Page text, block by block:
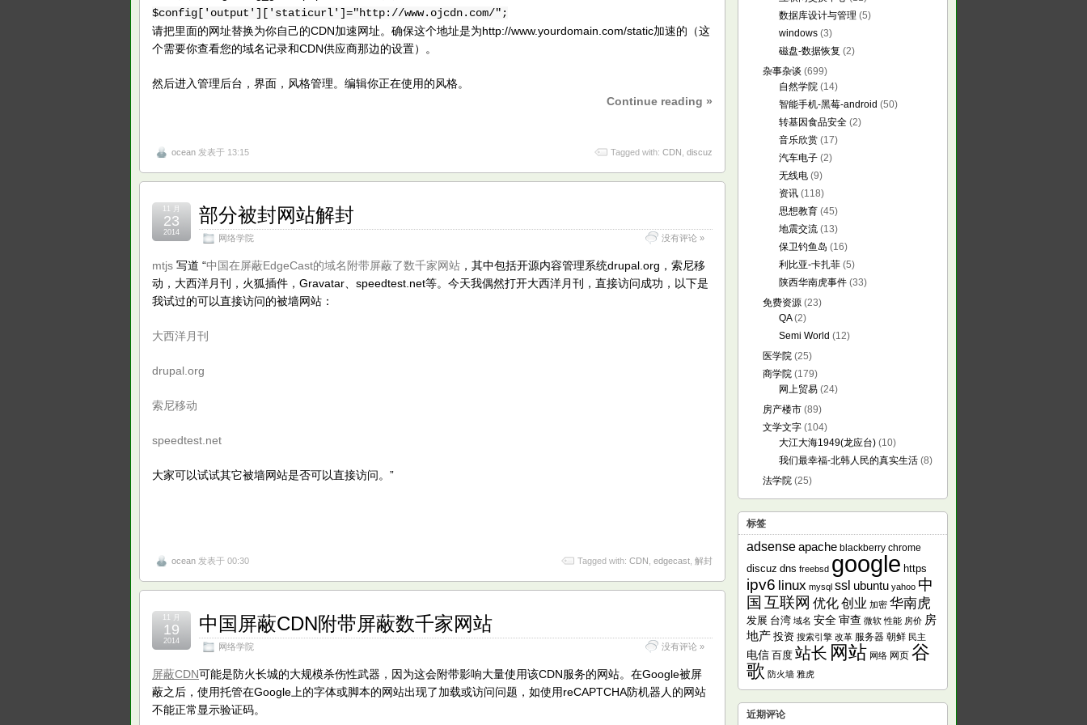
$config['output']['staticurl']="http://www.ojcdn.com/";
请把里面的网址替换为你自己的CDN加速网址。确保这个地址是为http://www.yourdomain.com/static加速的（这
个需要你查看您的域名记录和CDN供应商那边的设置）。
然后进入管理后台，界面，风格管理。编辑你正在使用的风格。
Continue reading »
ocean 发表于 13:15 Tagged with: CDN , discuz
部分被封网站解封
网络学院 没有评论 »
11 月
23
2014
mtjs 写道 “中国在屏蔽EdgeCast的域名附带屏蔽了数千家网站 ，其中包括开源内容管理系统drupal.org，索尼移
动，大西洋月刊，火狐插件，Gravatar、speedtest.net等。今天我偶然打开大西洋月刊，直接访问成功，以下是
我试过的可以直接访问的被墙网站：
大西洋月刊
drupal.org
索尼移动
speedtest.net
大家可以试试其它被墙网站是否可以直接访问。”
ocean 发表于 00:30 Tagged with: CDN , edgecast, 解封
中国屏蔽CDN附带屏蔽数千家网站
网络学院 没有评论 »
11 月
19
2014
屏蔽CDN可能是防火长城的大规模杀伤性武器，因为这会附带影响大量使用该CDN服务的网站。在Google被屏
蔽之后，使用托管在Google上的字体或脚本的网站出现了加载或访问问题，如使用reCAPTCHA防机器人的网站
不能正常显示验证码。
数据库设计与管理 (5)
windows (3)
磁盘-数据恢复 (2)
杂事杂谈 (699)
自然学院 (14)
智能手机-黑莓-android (50)
转基因食品安全 (2)
音乐欣赏 (17)
汽车电子 (2)
无线电 (9)
资讯 (118)
思想教育 (45)
地震交流 (13)
保卫钓鱼岛 (16)
利比亚-卡扎菲 (5)
陕西华南虎事件 (33)
免费资源 (23)
QA(2)
Semi World (12)
医学院 (25)
商学院 (179)
网上贸易 (24)
房产楼市 (89)
文学文字 (104)
大江大海1949(龙应台) (10)
我们最幸福-北韩人民的真实生活 (8)
法学院 (25)
标签
adsenseapache blackberry chrome
discuz dns freebsd google https
ipv6 linux mysql ssl ubuntu yahoo 中
国 互联网 优化创业 加密 华南虎
发展 台湾 域名 安全 审查 微软 性能 房价 房
地产 投资 搜索引擎 改革 服务器 朝鲜 民主
电信 百度 站长 网站 网络 网页 谷
歌 防火墙 雅虎
近期评论